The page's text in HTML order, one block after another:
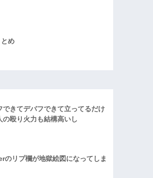
め
できてデバフできて立ってるだけ
殴り火力も結構高いし
のリプ欄が地獄絵図になってしま